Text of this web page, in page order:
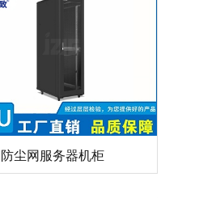
防尘网服务器机柜